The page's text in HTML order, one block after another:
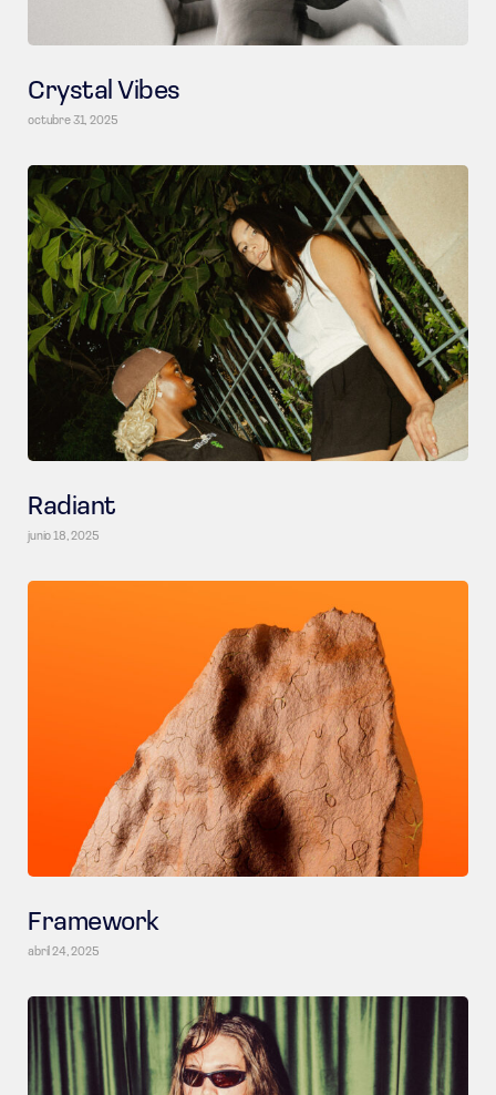
Crystal Vibes
octubre 31, 2025
Radiant
junio 18, 2025
Framework
abril 24, 2025